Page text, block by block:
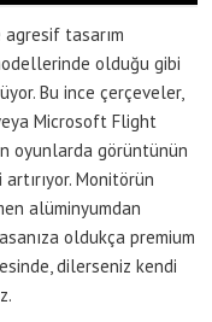
tasarım
olduğu gibi
Bu ince çerçeveler,
Microsoft Flight
oyunlarda görüntünün
Monitörün
alüminyumdan
oldukça premium
dilerseniz kendi